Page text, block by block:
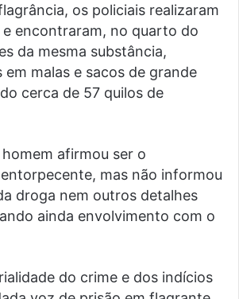
os policiais realizaram
e encontraram, no quarto do
da mesma substância,
malas e sacos de grande
cerca de 57 quilos de
afirmou ser o
mas não informou
droga nem outros detalhes
ainda envolvimento com o
do crime e dos indícios